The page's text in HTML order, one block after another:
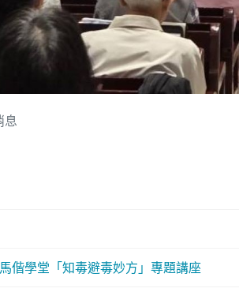
息
馬偕學堂「知毒避毒妙方」專題講座